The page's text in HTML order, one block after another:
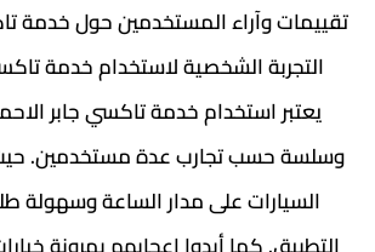
تقييمات وآراء المستخدمين حول خدمة
التجربة الشخصية لاستخدام خدمة
يعتبر استخدام خدمة تاكسي جابر
وسلسة حسب تجارب عدة مستخدمين. حيث
السيارات على مدار الساعة وسهولة